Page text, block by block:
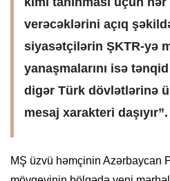
verəcəklərini açıq
siyasətçilərin ŞKTR-yə
yanaşmalarını isə
digər Türk dövlətlərinə
mesaj xarakteri daşıyır”.
MŞ üzvü həmçinin Azərbaycan